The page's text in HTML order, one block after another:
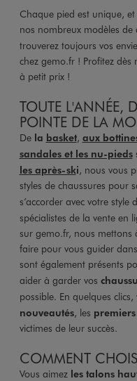
Chaque pied est unique,
nos nombreux modèles
trouverez toujours vos
chez gemo.fr ! Profitez
à petit prix !
TOUTE L'ANNÉE,
POINTE DE LA
De la basket, aux
sandales et les nu-pieds
les après-ski, nous vous
styles de chaussures pour
s’accorder avec votre style
spécialistes de la vente en
sur gemo.fr, nous mettons
faire pour vous guider
sont également présents
aider à garder vos
possible. En quelques clics,
nouveautés, les
victimes de leur succès.
COMMENT
Vous aimez les talons